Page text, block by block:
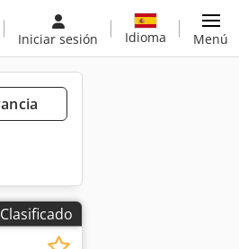
Iniciar sesión Idioma Menú
Clasificado